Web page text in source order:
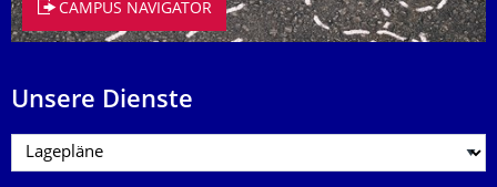
CAMPUS NAVIGATOR
Unsere Dienste